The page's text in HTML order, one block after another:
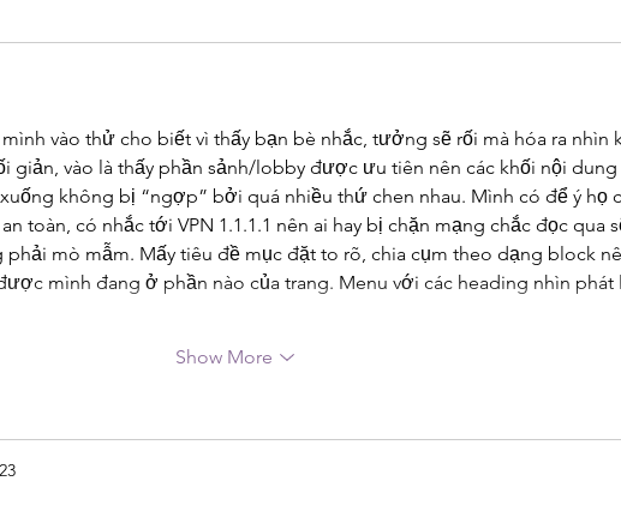
mình vào thử cho biết vì thấy bạn bè nhắc, tưởng sẽ rối mà hóa ra nhìn
giản, vào là thấy phần sảnh/lobby được ưu tiên nên các khối nội dung
không bị “ngợp” bởi quá nhiều thứ chen nhau. Mình có để ý họ
toàn, có nhắc tới VPN 1.1.1.1 nên ai hay bị chặn mạng chắc đọc qua
phải mò mẫm. Mấy tiêu đề mục đặt to rõ, chia cụm theo dạng block
mình đang ở phần nào của trang. Menu với các heading nhìn phát
Show More